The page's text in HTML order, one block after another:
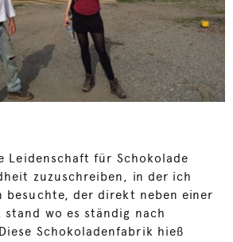
Leidenschaft für Schokolade
zuzuschreiben, in der ich
besuchte, der direkt neben einer
wo es ständig nach
Schokoladenfabrik hieß